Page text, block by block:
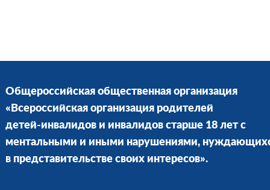
Общероссийская общественная организация
«Всероссийская организация родителей
детей-инвалидов и инвалидов старше 18 лет с
ментальными и иными нарушениями,
в представительстве своих интересов».